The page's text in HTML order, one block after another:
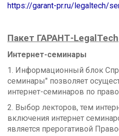
https://garant-pr.ru/legaltech/
Пакет ГАРАНТ-LegalTech
Интернет-семинары
1. Информационный блок
семинары" позволяет
интернет-семинаров по
2. Выбор лекторов, тем
включения интернет
является прерогативой